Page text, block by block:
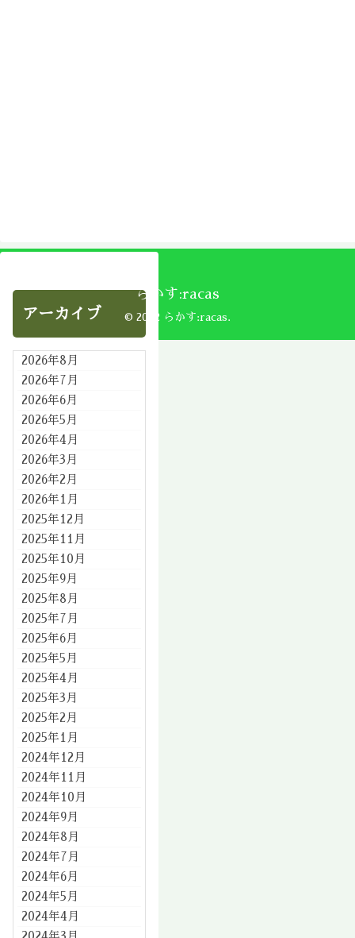
アーカイブ
2026年8月
2026年7月
2026年6月
2026年5月
2026年4月
2026年3月
2026年2月
2026年1月
2025年12月
2025年11月
2025年10月
2025年9月
2025年8月
2025年7月
2025年6月
2025年5月
2025年4月
2025年3月
2025年2月
2025年1月
2024年12月
2024年11月
2024年10月
2024年9月
2024年8月
2024年7月
2024年6月
2024年5月
2024年4月
2024年3月
らかす:racas
© 2002 らかす:racas.